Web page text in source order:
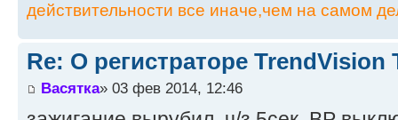
действительности все иначе,чем на самом
Re: О регистраторе TrendVision
Васятка» 03 фев 2014, 12:46